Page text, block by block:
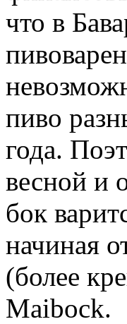
что в
пиво
года.
весной и
бок
начиная
(более
Maibock.